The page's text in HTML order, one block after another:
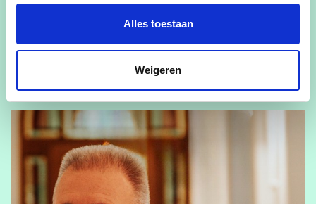
Alles toestaan
Weigeren
Mieke Van Hout
Vrouw & Maatschappij
View Mieke Van Hout's profile